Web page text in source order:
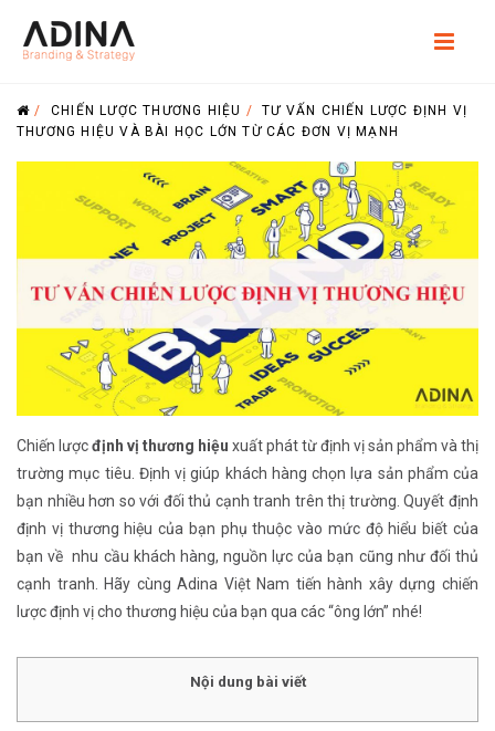
/CHIẾN LƯỢC THƯƠNG HIỆU /TƯ VẤN CHIẾN LƯỢC ĐỊNH VỊ
THƯƠNG HIỆU VÀ BÀI HỌC LỚN TỪ CÁC ĐƠN VỊ MẠNH
Chiến lượcđịnh vị thương hiệu xuất phát từ định vị sản phẩm và thị
trường mục tiêu. Định vị giúp khách hàng chọn lựa sản phẩm của
bạn nhiều hơn so với đối thủ cạnh tranh trên thị trường. Quyết định
định vị thương hiệu của bạn phụ thuộc vào mức độ hiểu biết của
bạn về nhu cầu khách hàng, nguồn lực của bạn cũng như đối thủ
cạnh tranh. Hãy cùng Adina Việt Nam tiến hành xây dựng chiến
lược định vị cho thương hiệu của bạn qua các “ông lớn” nhé!
Nội dung bài viết